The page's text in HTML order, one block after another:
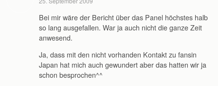
Bei mir wäre der Bericht über das Panel höchstes halb
so lang ausgefallen. War ja auch nicht die ganze Zeit
anwesend.
Ja, dass mit den nicht vorhanden Kontakt zu fansin
Japan hat mich auch gewundert aber das hatten wir ja
schon besprochen^^